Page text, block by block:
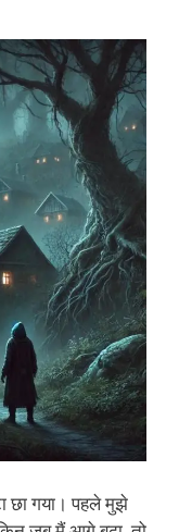
छा गया। पहले मुझे